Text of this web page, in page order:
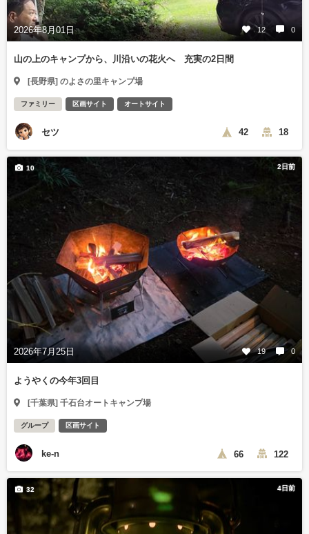
2026年8月01日 12 0
山の上のキャンプから、川沿いの花火へ 充実の2日間
[長野県] のよさの里キャンプ場
ファミリー 区画サイト オートサイト
セツ 42 18
2日前
2026年7月25日 19 0
10
ようやくの今年3回目
[千葉県] 千石台オートキャンプ場
グループ 区画サイト
ke-n 66 122
4日前
32